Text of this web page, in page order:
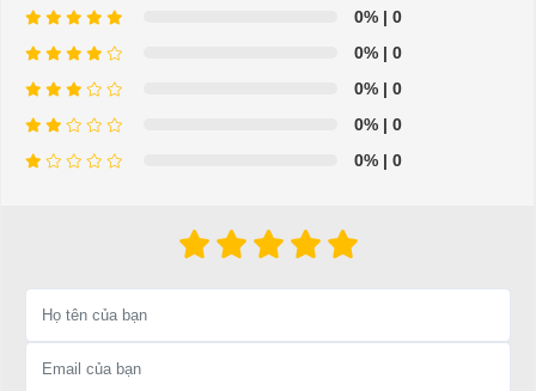
⇒ Xem thêm:
Bạn nên chọn mua Xe điện sân golf chất lượng giá
Địa chỉ: 845 Quốc Lộ 13, Phường Hiệp Bình Phước, Thành phố
0% | 0
0% | 0
0% | 0
0% | 0
0% | 0